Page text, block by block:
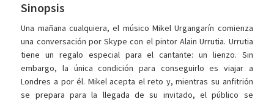
Sinopsis
Una mañana cualquiera, el músico Mikel Urgangarín comienza
una conversación por Skype con el pintor Alain Urrutia. Urrutia
tiene un regalo especial para el cantante: un lienzo. Sin
embargo, la única condición para conseguirlo es viajar a
Londres a por él. Mikel acepta el reto y, mientras su anfitrión
se prepara para la llegada de su invitado, el público se